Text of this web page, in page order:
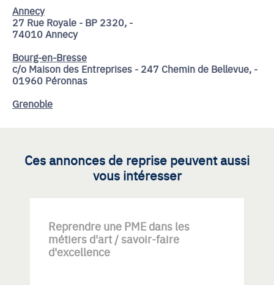
Annecy
27 Rue Royale - BP 2320, -
74010 Annecy
Bourg-en-Bresse
c/o Maison des Entreprises - 247 Chemin de Bellevue, -
01960 Péronnas
Grenoble
Ces annonces de reprise peuvent aussi
vous intéresser
Reprendre une PME dans les
métiers d'art / savoir-faire
d'excellence